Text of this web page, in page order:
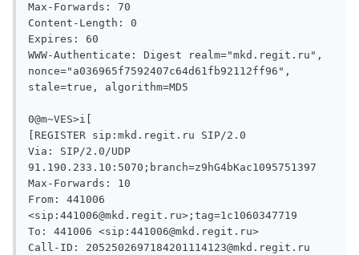
Max-Forwards: 70
Content-Length: 0
Expires: 60
WWW-Authenticate: Digest realm="mkd.regit.ru",
nonce="a036965f7592407c64d61fb92112ff96",
stale=true, algorithm=MD5
0@m~VES>i[
[REGISTER sip:mkd.regit.ru SIP/2.0
Via: SIP/2.0/UDP
91.190.233.10:5070;branch=z9hG4bKac1095751397
Max-Forwards: 10
From: 441006
<sip:441006@mkd.regit.ru>;tag=1c1060347719
To: 441006 <sip:441006@mkd.regit.ru>
Call-ID: 2052502697184201114123@mkd.regit.ru